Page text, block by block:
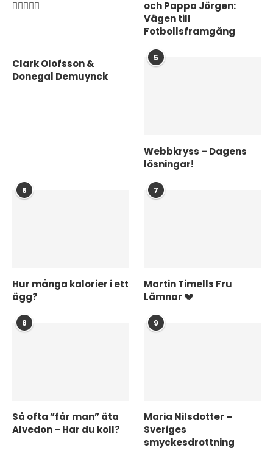
❤️‍👨‍👩‍👦‍👦
och Pappa Jörgen:
Vägen till
Fotbollsframgång
Clark Olofsson &
Donegal Demuynck
5
Webbkryss – Dagens
lösningar!
6
Hur många kalorier i ett
ägg?
7
Martin Timells Fru
Lämnar 💔
8
Så ofta ”får man” äta
Alvedon – Har du koll?
9
Maria Nilsdotter –
Sveriges
smyckesdrottning